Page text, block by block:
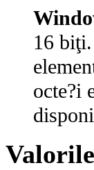
16
octe?i